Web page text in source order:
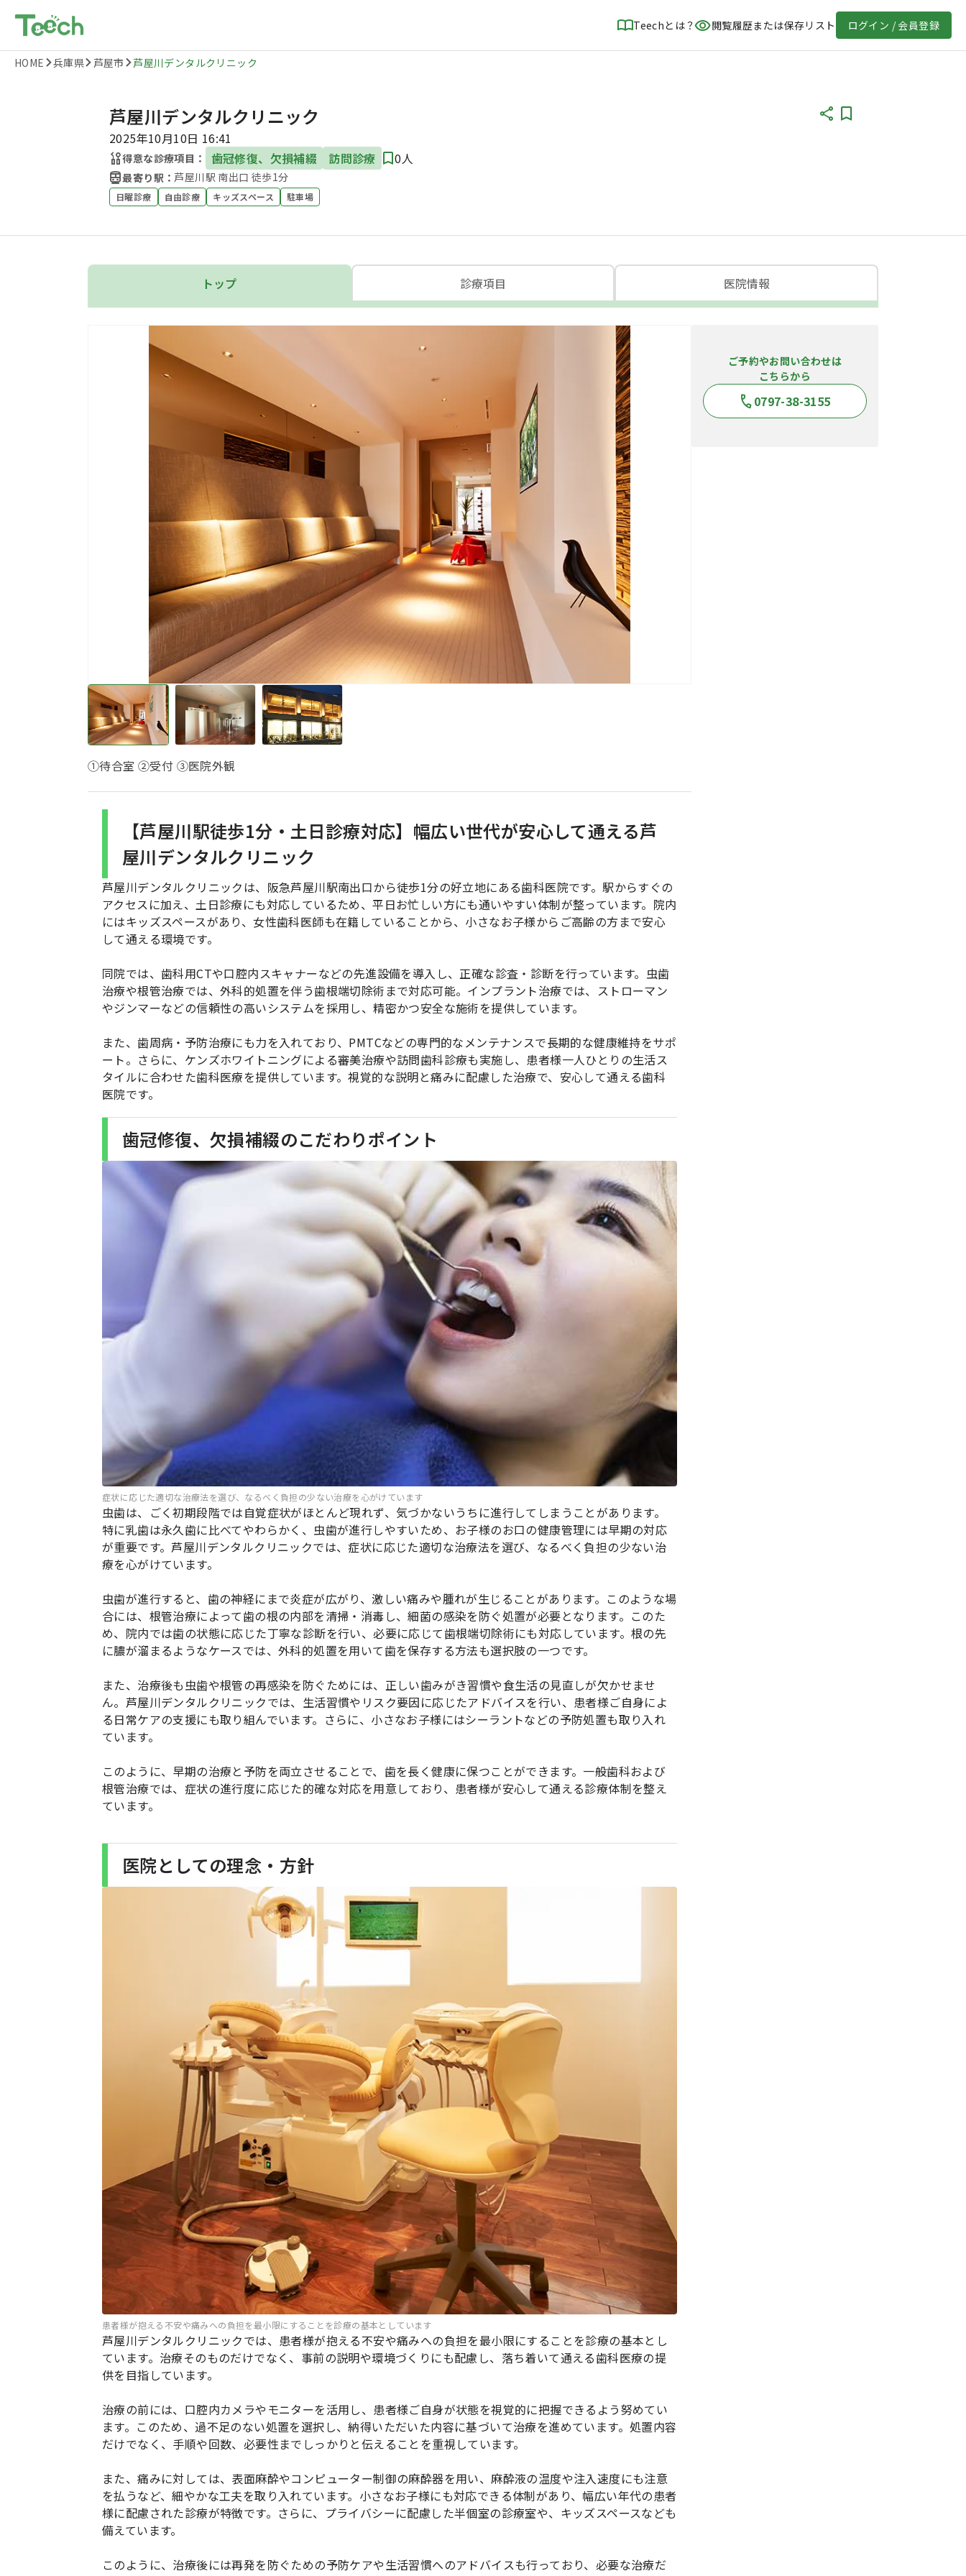
Teechとは？ 閲覧履歴または保存リスト ログイン / 会員登録
HOME 兵庫県 芦屋市 芦屋川デンタルクリニック
芦屋川デンタルクリニック
2025年10月10日 16:41
得意な診療項目： 歯冠修復、欠損補綴 訪問診療 0人
最寄り駅： 芦屋川駅 南出口 徒歩1分
日曜診療 自由診療 キッズスペース 駐車場
トップ 診療項目 医院情報
①待合室 ②受付 ③医院外観
【芦屋川駅徒歩1分・土日診療対応】幅広い世代が安心して通える芦
屋川デンタルクリニック
芦屋川デンタルクリニックは、阪急芦屋川駅南出口から徒歩1分の好立地にある歯科医院です。駅からすぐの
アクセスに加え、土日診療にも対応しているため、平日お忙しい方にも通いやすい体制が整っています。院内
にはキッズスペースがあり、女性歯科医師も在籍していることから、小さなお子様からご高齢の方まで安心
して通える環境です。
同院では、歯科用CTや口腔内スキャナーなどの先進設備を導入し、正確な診査・診断を行っています。虫歯
治療や根管治療では、外科的処置を伴う歯根端切除術まで対応可能。インプラント治療では、ストローマン
やジンマーなどの信頼性の高いシステムを採用し、精密かつ安全な施術を提供しています。
また、歯周病・予防治療にも力を入れており、PMTCなどの専門的なメンテナンスで長期的な健康維持をサポ
ート。さらに、ケンズホワイトニングによる審美治療や訪問歯科診療も実施し、患者様一人ひとりの生活ス
タイルに合わせた歯科医療を提供しています。視覚的な説明と痛みに配慮した治療で、安心して通える歯科
医院です。
歯冠修復、欠損補綴のこだわりポイント
症状に応じた適切な治療法を選び、なるべく負担の少ない治療を心がけています
虫歯は、ごく初期段階では自覚症状がほとんど現れず、気づかないうちに進行してしまうことがあります。
特に乳歯は永久歯に比べてやわらかく、虫歯が進行しやすいため、お子様のお口の健康管理には早期の対応
が重要です。芦屋川デンタルクリニックでは、症状に応じた適切な治療法を選び、なるべく負担の少ない治
療を心がけています。
虫歯が進行すると、歯の神経にまで炎症が広がり、激しい痛みや腫れが生じることがあります。このような場
合には、根管治療によって歯の根の内部を清掃・消毒し、細菌の感染を防ぐ処置が必要となります。このた
め、院内では歯の状態に応じた丁寧な診断を行い、必要に応じて歯根端切除術にも対応しています。根の先
に膿が溜まるようなケースでは、外科的処置を用いて歯を保存する方法も選択肢の一つです。
また、治療後も虫歯や根管の再感染を防ぐためには、正しい歯みがき習慣や食生活の見直しが欠かせませ
ん。芦屋川デンタルクリニックでは、生活習慣やリスク要因に応じたアドバイスを行い、患者様ご自身によ
る日常ケアの支援にも取り組んでいます。さらに、小さなお子様にはシーラントなどの予防処置も取り入れ
ています。
このように、早期の治療と予防を両立させることで、歯を長く健康に保つことができます。一般歯科および
根管治療では、症状の進行度に応じた的確な対応を用意しており、患者様が安心して通える診療体制を整え
ています。
医院としての理念・方針
患者様が抱える不安や痛みへの負担を最小限にすることを診療の基本としています
芦屋川デンタルクリニックでは、患者様が抱える不安や痛みへの負担を最小限にすることを診療の基本とし
ています。治療そのものだけでなく、事前の説明や環境づくりにも配慮し、落ち着いて通える歯科医療の提
供を目指しています。
治療の前には、口腔内カメラやモニターを活用し、患者様ご自身が状態を視覚的に把握できるよう努めてい
ます。このため、過不足のない処置を選択し、納得いただいた内容に基づいて治療を進めています。処置内容
だけでなく、手順や回数、必要性までしっかりと伝えることを重視しています。
また、痛みに対しては、表面麻酔やコンピューター制御の麻酔器を用い、麻酔液の温度や注入速度にも注意
を払うなど、細やかな工夫を取り入れています。小さなお子様にも対応できる体制があり、幅広い年代の患者
様に配慮された診療が特徴です。さらに、プライバシーに配慮した半個室の診療室や、キッズスペースなども
備えています。
このように、治療後には再発を防ぐための予防ケアや生活習慣へのアドバイスも行っており、必要な治療だ
ご予約やお問い合わせは
こちらから
0797-38-3155